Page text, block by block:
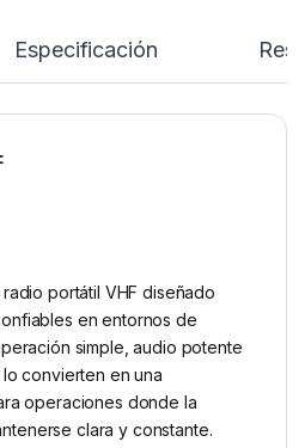
Especificación
portátil VHF diseñado
en entornos de
simple, audio potente
convierten en una
operaciones donde la
clara y constante.